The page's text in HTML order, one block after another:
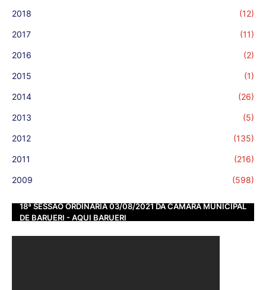
2018 (12)
2017 (11)
2016 (2)
2015 (1)
2014 (26)
2013 (5)
2012 (135)
2011 (216)
2009 (598)
18ª SESSÃO ORDINÁRIA 03/08/2021 DA CÂMARA MUNICIPAL
DE BARUERI - AQUI BARUERI